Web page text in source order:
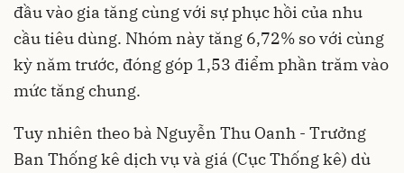
đầu vào gia tăng cùng với sự phục hồi của nhu
cầu tiêu dùng. Nhóm này tăng 6,72% so với cùng
kỳ năm trước, đóng góp 1,53 điểm phần trăm vào
mức tăng chung.
Tuy nhiên theo bà Nguyễn Thu Oanh - Trưởng
Ban Thống kê dịch vụ và giá (Cục Thống kê) dù